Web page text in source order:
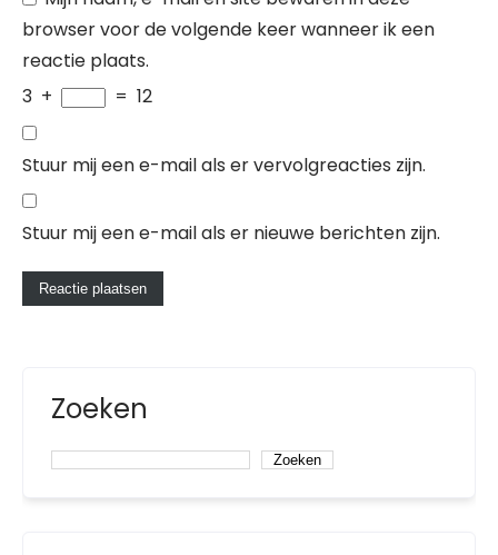
browser voor de volgende keer wanneer ik een
reactie plaats.
3 + = 12
Stuur mij een e-mail als er vervolgreacties zijn.
Stuur mij een e-mail als er nieuwe berichten zijn.
Zoeken
Zoeken